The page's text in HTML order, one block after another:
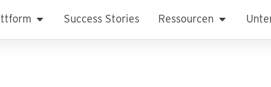
Success Stories Ressourcen